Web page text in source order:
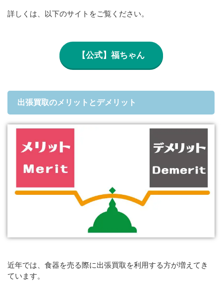
詳しくは、以下のサイトをご覧ください。
【公式】福ちゃん
出張買取のメリットとデメリット
近年では、食器を売る際に出張買取を利用する方が増えてき
ています。